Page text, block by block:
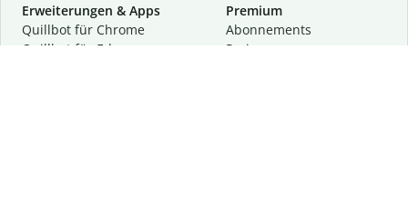
Erweiterungen & Apps
Quillbot für Chrome
Quillbot für Edge
Premium
Abon­ne­ments
Preise